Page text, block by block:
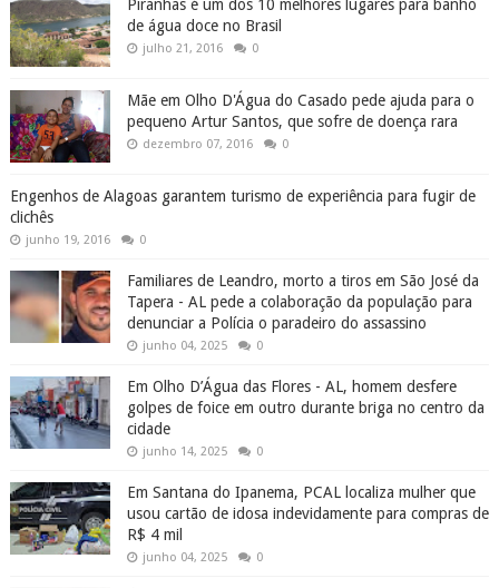
Piranhas é um dos 10 melhores lugares para banho
de água doce no Brasil
julho 21, 2016 0
Mãe em Olho D'Água do Casado pede ajuda para o
pequeno Artur Santos, que sofre de doença rara
dezembro 07, 2016 0
Engenhos de Alagoas garantem turismo de experiência para fugir de
clichês
junho 19, 2016 0
Familiares de Leandro, morto a tiros em São José da
Tapera - AL pede a colaboração da população para
denunciar a Polícia o paradeiro do assassino
junho 04, 2025 0
Em Olho D’Água das Flores - AL, homem desfere
golpes de foice em outro durante briga no centro da
cidade
junho 14, 2025 0
Em Santana do Ipanema, PCAL localiza mulher que
usou cartão de idosa indevidamente para compras de
R$ 4 mil
junho 04, 2025 0